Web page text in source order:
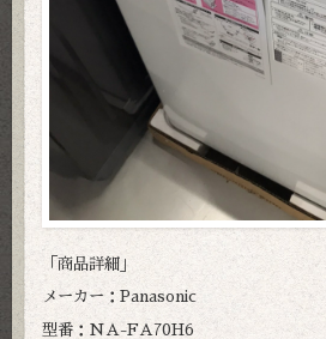
「商品詳細」
メーカー：Panasonic
型番：NA-FA70H6